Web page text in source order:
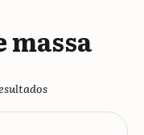
massa
Classificado
mais